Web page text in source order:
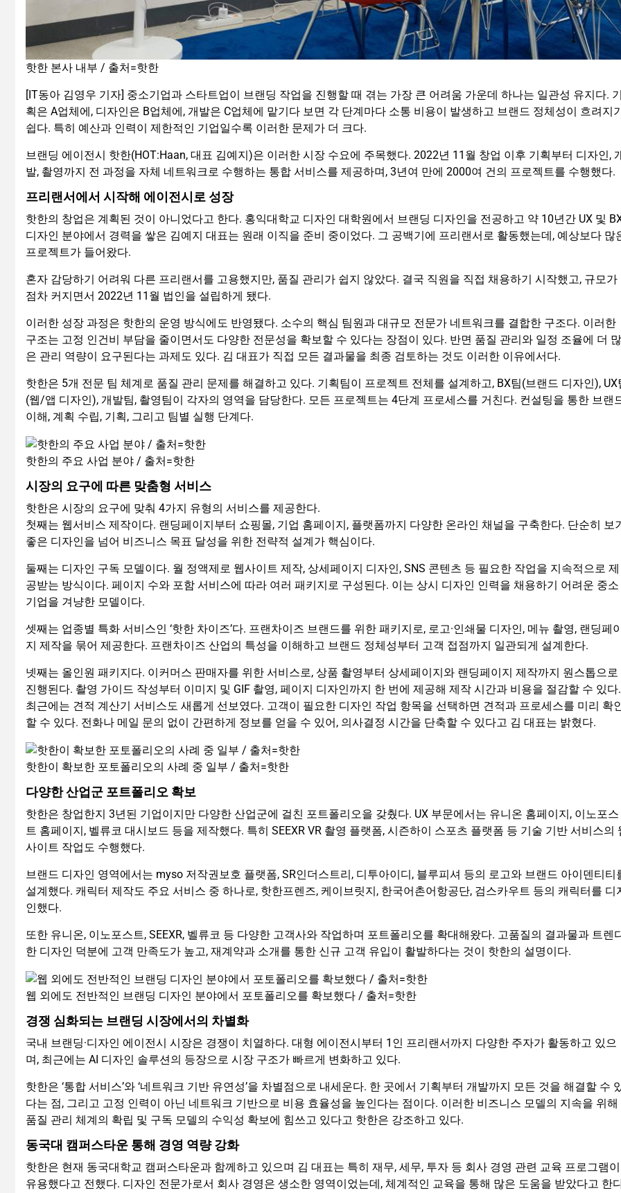
핫한 본사 내부 / 출처=핫한
[IT동아 김영우 기자] 중소기업과 스타트업이 브랜딩 작업을 진행할 때 겪는 가장 큰 어려움 가운데 하나는 일관성 유지다. 기
획은 A업체에, 디자인은 B업체에, 개발은 C업체에 맡기다 보면 각 단계마다 소통 비용이 발생하고 브랜드 정체성이 흐려지기
쉽다. 특히 예산과 인력이 제한적인 기업일수록 이러한 문제가 더 크다.
브랜딩 에이전시 핫한(HOT:Haan, 대표 김예지)은 이러한 시장 수요에 주목했다. 2022년 11월 창업 이후 기획부터 디자인,
발, 촬영까지 전 과정을 자체 네트워크로 수행하는 통합 서비스를 제공하며, 3년여 만에 2000여 건의 프로젝트를 수행했다.
프리랜서에서 시작해 에이전시로 성장
핫한의 창업은 계획된 것이 아니었다고 한다. 홍익대학교 디자인 대학원에서 브랜딩 디자인을 전공하고 약 10년간 UX 및
디자인 분야에서 경력을 쌓은 김예지 대표는 원래 이직을 준비 중이었다. 그 공백기에 프리랜서로 활동했는데, 예상보다 많
프로젝트가 들어왔다.
혼자 감당하기 어려워 다른 프리랜서를 고용했지만, 품질 관리가 쉽지 않았다. 결국 직원을 직접 채용하기 시작했고, 규모가
점차 커지면서 2022년 11월 법인을 설립하게 됐다.
이러한 성장 과정은 핫한의 운영 방식에도 반영됐다. 소수의 핵심 팀원과 대규모 전문가 네트워크를 결합한 구조다. 이러한
구조는 고정 인건비 부담을 줄이면서도 다양한 전문성을 확보할 수 있다는 장점이 있다. 반면 품질 관리와 일정 조율에 더 많
은 관리 역량이 요구된다는 과제도 있다. 김 대표가 직접 모든 결과물을 최종 검토하는 것도 이러한 이유에서다.
핫한은 5개 전문 팀 체계로 품질 관리 문제를 해결하고 있다. 기획팀이 프로젝트 전체를 설계하고, BX팀(브랜드 디자인), UX
(웹/앱 디자인), 개발팀, 촬영팀이 각자의 영역을 담당한다. 모든 프로젝트는 4단계 프로세스를 거친다. 컨설팅을 통한 브랜
이해, 계획 수립, 기획, 그리고 팀별 실행 단계다.
핫한의 주요 사업 분야 / 출처=핫한
시장의 요구에 따른 맞춤형 서비스
핫한은 시장의 요구에 맞춰 4가지 유형의 서비스를 제공한다.
첫째는 웹서비스 제작이다. 랜딩페이지부터 쇼핑몰, 기업 홈페이지, 플랫폼까지 다양한 온라인 채널을 구축한다. 단순히 보기
좋은 디자인을 넘어 비즈니스 목표 달성을 위한 전략적 설계가 핵심이다.
둘째는 디자인 구독 모델이다. 월 정액제로 웹사이트 제작, 상세페이지 디자인, SNS 콘텐츠 등 필요한 작업을 지속적으로 제
공받는 방식이다. 페이지 수와 포함 서비스에 따라 여러 패키지로 구성된다. 이는 상시 디자인 인력을 채용하기 어려운 중소
기업을 겨냥한 모델이다.
셋째는 업종별 특화 서비스인 ‘핫한 차이즈’다. 프랜차이즈 브랜드를 위한 패키지로, 로고·인쇄물 디자인, 메뉴 촬영, 랜딩페이
지 제작을 묶어 제공한다. 프랜차이즈 산업의 특성을 이해하고 브랜드 정체성부터 고객 접점까지 일관되게 설계한다.
넷째는 올인원 패키지다. 이커머스 판매자를 위한 서비스로, 상품 촬영부터 상세페이지와 랜딩페이지 제작까지 원스톱으로
진행된다. 촬영 가이드 작성부터 이미지 및 GIF 촬영, 페이지 디자인까지 한 번에 제공해 제작 시간과 비용을 절감할 수 있다.
최근에는 견적 계산기 서비스도 새롭게 선보였다. 고객이 필요한 디자인 작업 항목을 선택하면 견적과 프로세스를 미리 확
할 수 있다. 전화나 메일 문의 없이 간편하게 정보를 얻을 수 있어, 의사결정 시간을 단축할 수 있다고 김 대표는 밝혔다.
핫한이 확보한 포토폴리오의 사례 중 일부 / 출처=핫한
다양한 산업군 포트폴리오 확보
핫한은 창업한지 3년된 기업이지만 다양한 산업군에 걸친 포트폴리오을 갖췄다. UX 부문에서는 유니온 홈페이지, 이노포스
트 홈페이지, 벨류코 대시보드 등을 제작했다. 특히 SEEXR VR 촬영 플랫폼, 시즌하이 스포츠 플랫폼 등 기술 기반 서비스의
사이트 작업도 수행했다.
브랜드 디자인 영역에서는 myso 저작권보호 플랫폼, SR인더스트리, 디투아이디, 블루피셔 등의 로고와 브랜드 아이덴티티
설계했다. 캐릭터 제작도 주요 서비스 중 하나로, 핫한프렌즈, 케이브릿지, 한국어촌어항공단, 검스카우트 등의 캐릭터를 디
인했다.
또한 유니온, 이노포스트, SEEXR, 벨류코 등 다양한 고객사와 작업하며 포트폴리오를 확대해왔다. 고품질의 결과물과 트렌
한 디자인 덕분에 고객 만족도가 높고, 재계약과 소개를 통한 신규 고객 유입이 활발하다는 것이 핫한의 설명이다.
웹 외에도 전반적인 브랜딩 디자인 분야에서 포토폴리오를 확보했다 / 출처=핫한
경쟁 심화되는 브랜딩 시장에서의 차별화
국내 브랜딩·디자인 에이전시 시장은 경쟁이 치열하다. 대형 에이전시부터 1인 프리랜서까지 다양한 주자가 활동하고 있으
며, 최근에는 AI 디자인 솔루션의 등장으로 시장 구조가 빠르게 변화하고 있다.
핫한은 ‘통합 서비스’와 ‘네트워크 기반 유연성’을 차별점으로 내세운다. 한 곳에서 기획부터 개발까지 모든 것을 해결할 수
다는 점, 그리고 고정 인력이 아닌 네트워크 기반으로 비용 효율성을 높인다는 점이다. 이러한 비즈니스 모델의 지속을 위해
품질 관리 체계의 확립 및 구독 모델의 수익성 확보에 힘쓰고 있다고 핫한은 강조하고 있다.
동국대 캠퍼스타운 통해 경영 역량 강화
핫한은 현재 동국대학교 캠퍼스타운과 함께하고 있으며 김 대표는 특히 재무, 세무, 투자 등 회사 경영 관련 교육 프로그램이
유용했다고 전했다. 디자인 전문가로서 회사 경영은 생소한 영역이었는데, 체계적인 교육을 통해 많은 도움을 받았다고 한